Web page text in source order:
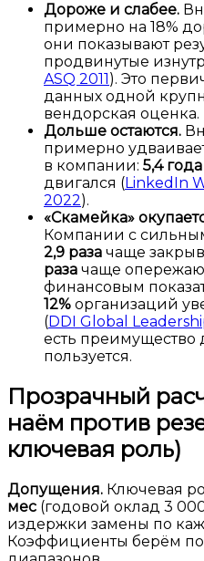
Дороже и слабее.
примерно на 18%
они показывают
продвинутые
ASQ 2011 ). Это
данных одной
вендорская оценка.
Дольше остаются.
примерно
в компании: 5,4
двигался (LinkedIn
2022).
«Скамейка»
Компании с
2,9 раза чаще
раза чаще
финансовым
12% организаций
(DDI Global
есть преимущество
пользуется.
Прозрачный
наём против
ключевая роль)
Допущения. Ключевая
мес (годовой оклад 3
издержки замены по
Коэффициенты берём